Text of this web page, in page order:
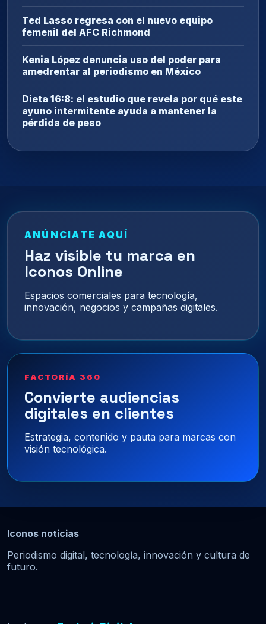
Ted Lasso regresa con el nuevo equipo
femenil del AFC Richmond
Kenia López denuncia uso del poder para
amedrentar al periodismo en México
Dieta 16:8: el estudio que revela por qué este
ayuno intermitente ayuda a mantener la
pérdida de peso
ANÚNCIATE AQUÍ
Haz visible tu marca en
Iconos Online
Espacios comerciales para tecnología,
innovación, negocios y campañas digitales.
FACTORÍA 360
Convierte audiencias
digitales en clientes
Estrategia, contenido y pauta para marcas con
visión tecnológica.
Iconos noticias
Periodismo digital, tecnología, innovación y cultura de
futuro.